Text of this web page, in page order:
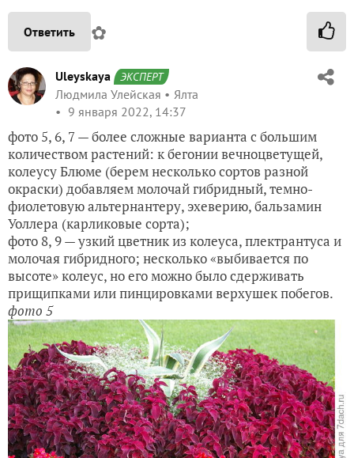
Ответить ✿
Uleyskaya ЭКСПЕРТ
Людмила Улейская
Ялта
9 января 2022, 14:37
фото 5, 6, 7 — более сложные варианта с большим
количеством растений: к бегонии вечноцветущей,
колеусу Блюме (берем несколько сортов разной
окраски) добавляем молочай гибридный, темно-
фиолетовую альтернантеру, эхеверию, бальзамин
Уоллера (карликовые сорта);
фото 8, 9 — узкий цветник из колеуса, плектрантуса и
молочая гибридного; несколько «выбивается по
высоте» колеус, но его можно было сдерживать
прищипками или пинцировками верхушек побегов.
фото 5